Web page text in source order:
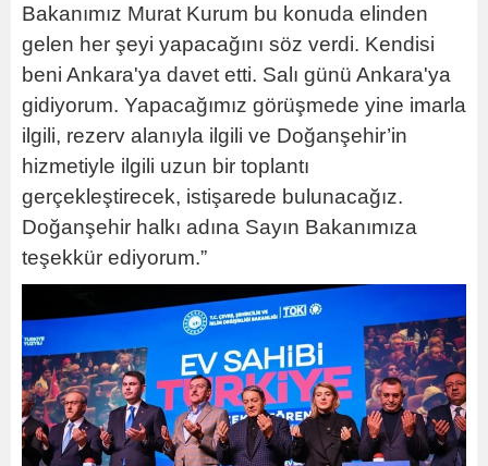
Bakanımız Murat Kurum bu konuda elinden
gelen her şeyi yapacağını söz verdi. Kendisi
beni Ankara'ya davet etti. Salı günü Ankara'ya
gidiyorum. Yapacağımız görüşmede yine imarla
ilgili, rezerv alanıyla ilgili ve Doğanşehir’in
hizmetiyle ilgili uzun bir toplantı
gerçekleştirecek, istişarede bulunacağız.
Doğanşehir halkı adına Sayın Bakanımıza
teşekkür ediyorum.”